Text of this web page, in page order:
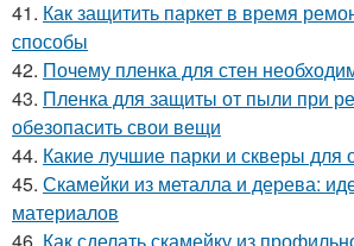
41. Как защитить паркет в время
способы
42. Почему пленка для стен
43. Пленка для защиты от пыли при
обезопасить свои вещи
44. Какие лучшие парки и скверы для
45. Скамейки из металла и дерева:
материалов